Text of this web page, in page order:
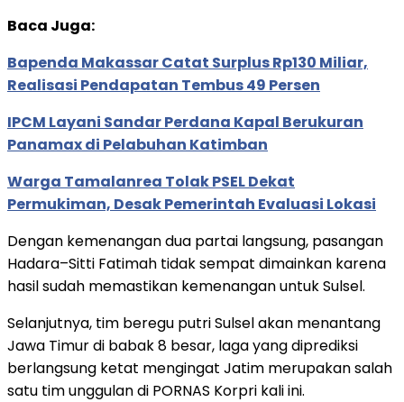
Baca Juga:
Bapenda Makassar Catat Surplus Rp130 Miliar,
Realisasi Pendapatan Tembus 49 Persen
IPCM Layani Sandar Perdana Kapal Berukuran
Panamax di Pelabuhan Katimban
Warga Tamalanrea Tolak PSEL Dekat
Permukiman, Desak Pemerintah Evaluasi Lokasi
Dengan kemenangan dua partai langsung, pasangan
Hadara–Sitti Fatimah tidak sempat dimainkan karena
hasil sudah memastikan kemenangan untuk Sulsel.
Selanjutnya, tim beregu putri Sulsel akan menantang
Jawa Timur di babak 8 besar, laga yang diprediksi
berlangsung ketat mengingat Jatim merupakan salah
satu tim unggulan di PORNAS Korpri kali ini.